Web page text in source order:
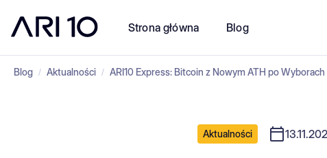
Strona główna Blog
Blog / Aktualności / ARI10 Express: Bitcoin z Nowym ATH po
Aktualności